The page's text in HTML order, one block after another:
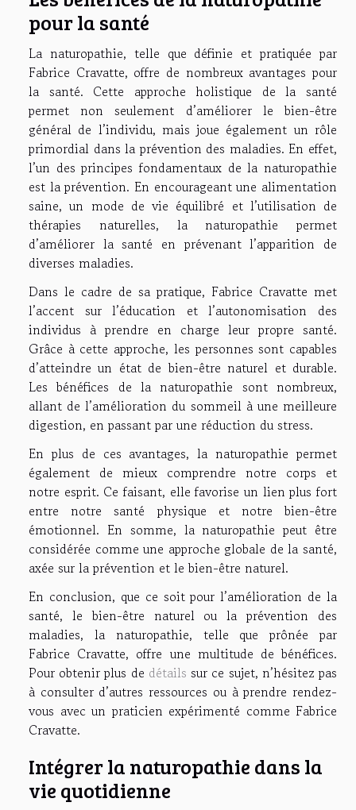
pour la santé
La naturopathie, telle que définie et pratiquée par
Fabrice Cravatte, offre de nombreux avantages pour
la santé. Cette approche holistique de la santé
permet non seulement d’améliorer le bien-être
général de l’individu, mais joue également un rôle
primordial dans la prévention des maladies. En effet,
l’un des principes fondamentaux de la naturopathie
est la prévention. En encourageant une alimentation
saine, un mode de vie équilibré et l’utilisation de
thérapies naturelles, la naturopathie permet
d’améliorer la santé en prévenant l’apparition de
diverses maladies.
Dans le cadre de sa pratique, Fabrice Cravatte met
l’accent sur l’éducation et l’autonomisation des
individus à prendre en charge leur propre santé.
Grâce à cette approche, les personnes sont capables
d’atteindre un état de bien-être naturel et durable.
Les bénéfices de la naturopathie sont nombreux,
allant de l’amélioration du sommeil à une meilleure
digestion, en passant par une réduction du stress.
En plus de ces avantages, la naturopathie permet
également de mieux comprendre notre corps et
notre esprit. Ce faisant, elle favorise un lien plus fort
entre notre santé physique et notre bien-être
émotionnel. En somme, la naturopathie peut être
considérée comme une approche globale de la santé,
axée sur la prévention et le bien-être naturel.
En conclusion, que ce soit pour l’amélioration de la
santé, le bien-être naturel ou la prévention des
maladies, la naturopathie, telle que prônée par
Fabrice Cravatte, offre une multitude de bénéfices.
Pour obtenir plus de détails sur ce sujet, n’hésitez pas
à consulter d’autres ressources ou à prendre rendez-
vous avec un praticien expérimenté comme Fabrice
Cravatte.
Intégrer la naturopathie dans la
vie quotidienne